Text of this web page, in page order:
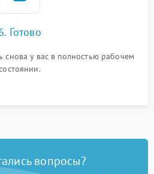
Готово
у вас в полностью рабочем
вопросы?